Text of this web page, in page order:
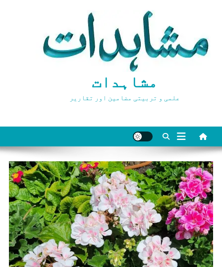
مشاہدات
علمی و تربیتی مضامین اور تقاریر